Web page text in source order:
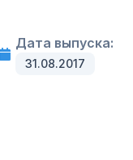
Дата выпуска:
31.08.2017